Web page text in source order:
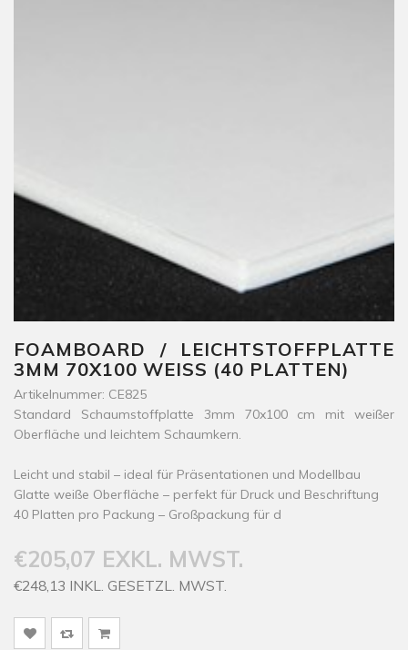
FOAMBOARD / LEICHTSTOFFPLATTE
3MM 70X100 WEISS (40 PLATTEN)
Artikelnummer: CE825
Standard Schaumstoffplatte 3mm 70x100 cm mit weißer
Oberfläche und leichtem Schaumkern.
Leicht und stabil – ideal für Präsentationen und Modellbau
Glatte weiße Oberfläche – perfekt für Druck und Beschriftung
40 Platten pro Packung – Großpackung für d
€205,07 EXKL. MWST.
€248,13 INKL. GESETZL. MWST.